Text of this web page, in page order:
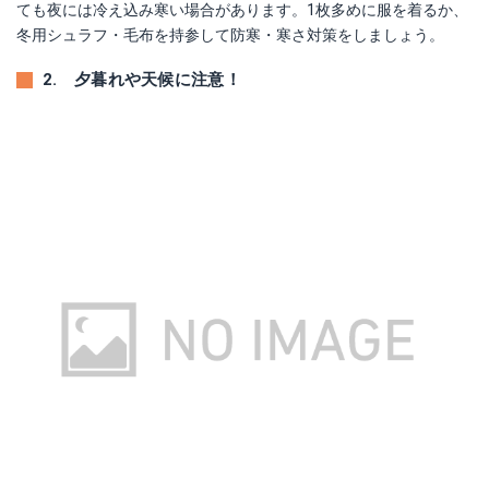
ても夜には冷え込み寒い場合があります。1枚多めに服を着るか、
冬用シュラフ・毛布を持参して防寒・寒さ対策をしましょう。
2. 夕暮れや天候に注意！